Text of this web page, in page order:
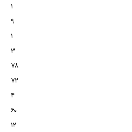
۱
۹
۱
۳
۷۸
۷۲
۴
۶۰
۱۲